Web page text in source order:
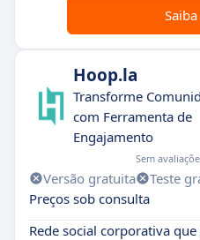
Hoop.la
Transforme
com Ferramenta de
Engajamento
Sem
Versão gratuita Teste
Preços sob consulta
Rede social corporativa